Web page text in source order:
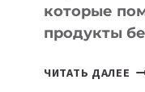
которые
продукты
ЧИТАТЬ ДАЛЕЕ